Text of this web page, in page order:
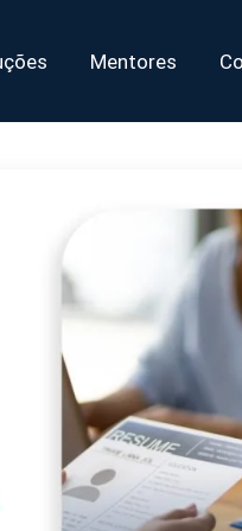
Mentores